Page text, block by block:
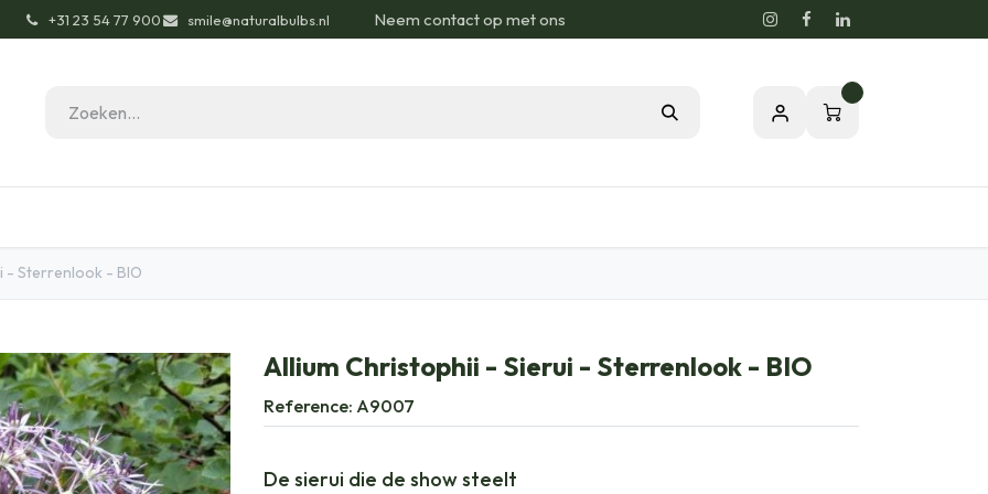
͏+31 23 54 77 900 smile@naturalbulbs.nl Neem contact op met ons
- Sterrenlook - BIO
Allium Christophii - Sierui - Sterrenlook - BIO
Reference: A9007
De sierui die de show steelt